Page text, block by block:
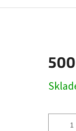
cena: